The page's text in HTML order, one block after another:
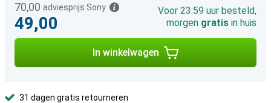
70,00 adviesprijs Sony
49,00
Voor 23:59 uur besteld,
morgen gratis in huis
In winkelwagen
31 dagen gratis retourneren